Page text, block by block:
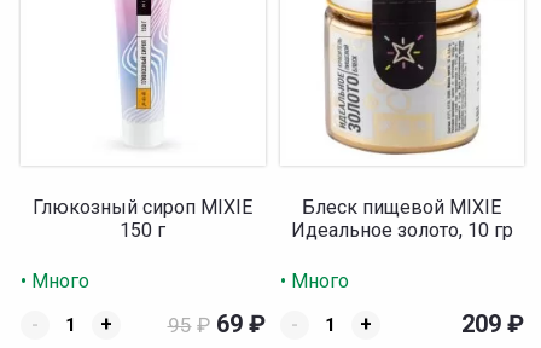
Глюкозный сироп MIXIE
150 г
• Много
-
+ 95 ₽ 69 ₽
Блеск пищевой MIXIE
Идеальное золото, 10 гр
• Много
-
+ 209 ₽